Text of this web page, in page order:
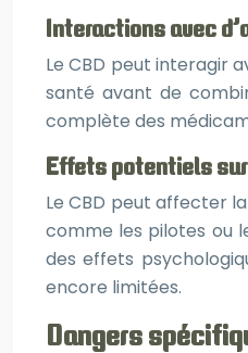
Interactions avec
Le CBD peut interagir
santé avant de
complète des
Effets potentiels
Le CBD peut affecter
comme les pilotes ou
des effets
encore limitées.
Dangers